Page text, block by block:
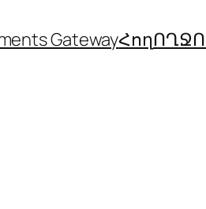
GatewayՀող